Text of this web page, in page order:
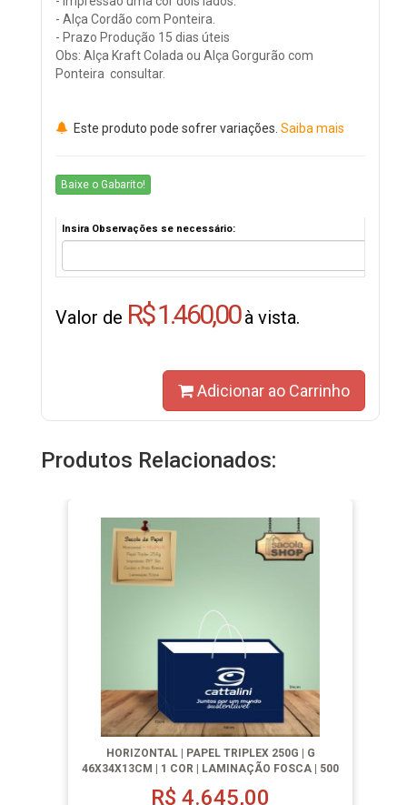
- Alça Cordão com Ponteira.
- Prazo Produção 15 dias úteis
Obs: Alça Kraft Colada ou Alça Gorgurão com
Ponteira consultar.
Este produto pode sofrer variações. Saiba mais
Baixe o Gabarito!
Insira Observações se necessário:
Valor de R$ 1.460,00à vista.
Adicionar ao Carrinho
Produtos Relacionados:
HORIZONTAL | PAPEL TRIPLEX 250G | G
46X34X13CM | 1 COR | LAMINAÇÃO FOSCA | 500
R$ 4.645,00